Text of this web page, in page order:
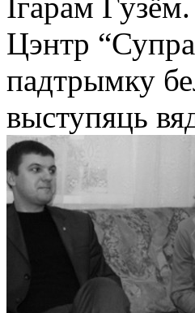
Цэнтр
падтрымку
выступяць